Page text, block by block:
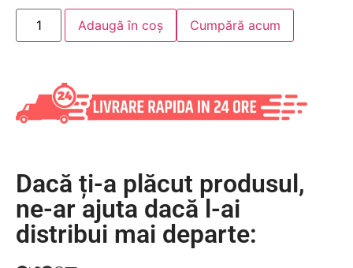
Adaugă în coș Cumpără acum
Dacă ți-a plăcut produsul,
ne-ar ajuta dacă l-ai
distribui mai departe: